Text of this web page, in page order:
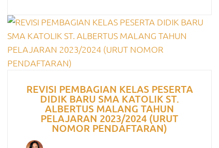
REVISI PEMBAGIAN KELAS PESERTA
DIDIK BARU SMA KATOLIK ST.
ALBERTUS MALANG TAHUN
PELAJARAN 2023/2024 (URUT
NOMOR PENDAFTARAN)